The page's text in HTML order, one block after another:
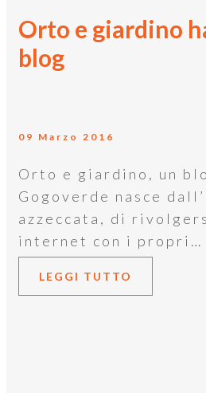
Orto e giardino
blog
09 Marzo 2016
Orto e giardino, un
Gogoverde nasce
azzeccata, di
internet con i propri…
LEGGI TUTTO